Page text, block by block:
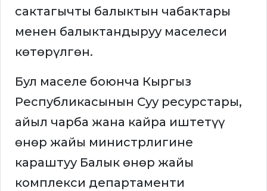
сактагычты балыктын чабактары
менен балыктандыруу маселеси
көтөрүлгөн.
Бул маселе боюнча Кыргыз
Республикасынын Суу ресурстары,
айыл чарба жана кайра иштетүү
өнөр жайы министрлигине
караштуу Балык өнөр жайы
комплекси департаменти